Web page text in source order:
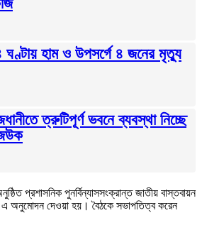
ঘণ্টায় হাম ও উপসর্গে ৪ জনের মৃত্যু
ত্রুটিপূর্ণ ভবনে ব্যবস্থা নিচ্ছে
প্রশাসনিক পুনর্বিন্যাসসংক্রান্ত জাতীয় বাস্তবায়ন
এ অনুমোদন দেওয়া হয়। বৈঠকে সভাপতিত্ব করেন